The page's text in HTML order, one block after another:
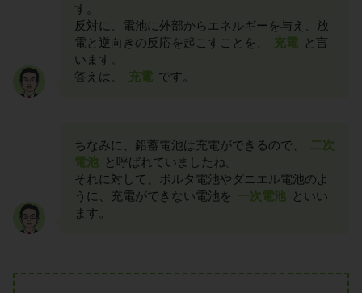
す。
反対に、電池に外部からエネルギーを与え、放
電と逆向きの反応を起こすことを、
充電 と言
います。
答えは、
充電 です。
ちなみに、鉛蓄電池は充電ができるので、
二次
電池 と呼ばれていましたね。
それに対して、ボルタ電池やダニエル電池のよ
うに、充電ができない電池を 一次電池 といい
ます。